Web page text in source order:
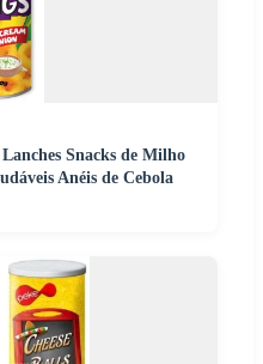
Snacks de Milho
Anéis de Cebola